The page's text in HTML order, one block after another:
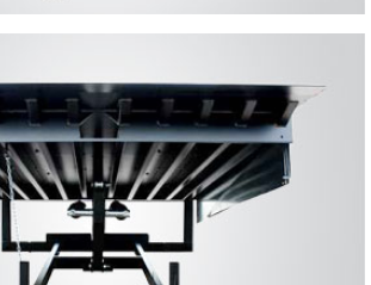
MÉCANIQUE
pour compenser les petites différences entre le
camion et le quai de chargement